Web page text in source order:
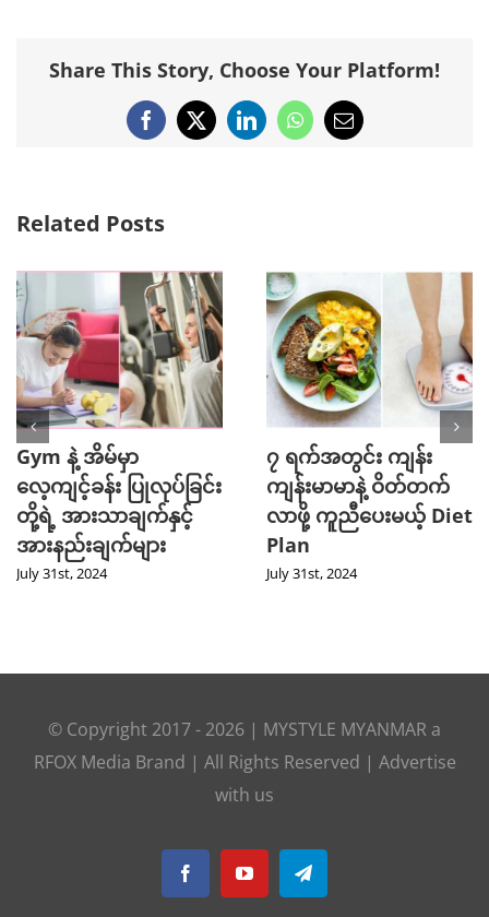
Share This Story, Choose Your Platform!
Facebook
X LinkedInWhatsApp
Email
Related Posts
Gym နဲ့ အိမ်မှာ
လေ့ကျင့်ခန်း ပြုလုပ်ခြင်း
တို့ရဲ့ အားသာချက်နှင့်
အားနည်းချက်များ
July 31st, 2024
၇ ရက်အတွင်း ကျန်း
ကျန်းမာမာနဲ့ ဝိတ်တက်
လာဖို့ ကူညီပေးမယ့် Diet
Plan
July 31st, 2024
© Copyright 2017 - 2026 | MYSTYLE MYANMAR a
RFOX Media Brand | All Rights Reserved | Advertise
with us
FacebookYouTubeTelegram